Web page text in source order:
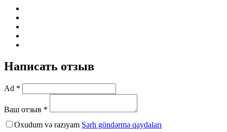
Написать отзыв
Ad *
Ваш отзыв *
Oxudum və razıyam Şərh göndərmə qaydaları